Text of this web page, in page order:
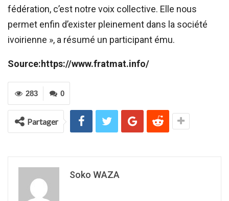
fédération, c’est notre voix collective. Elle nous
permet enfin d’exister pleinement dans la société
ivoirienne », a résumé un participant ému.
Source:https://www.fratmat.info/
0
283
Partager
Soko WAZA